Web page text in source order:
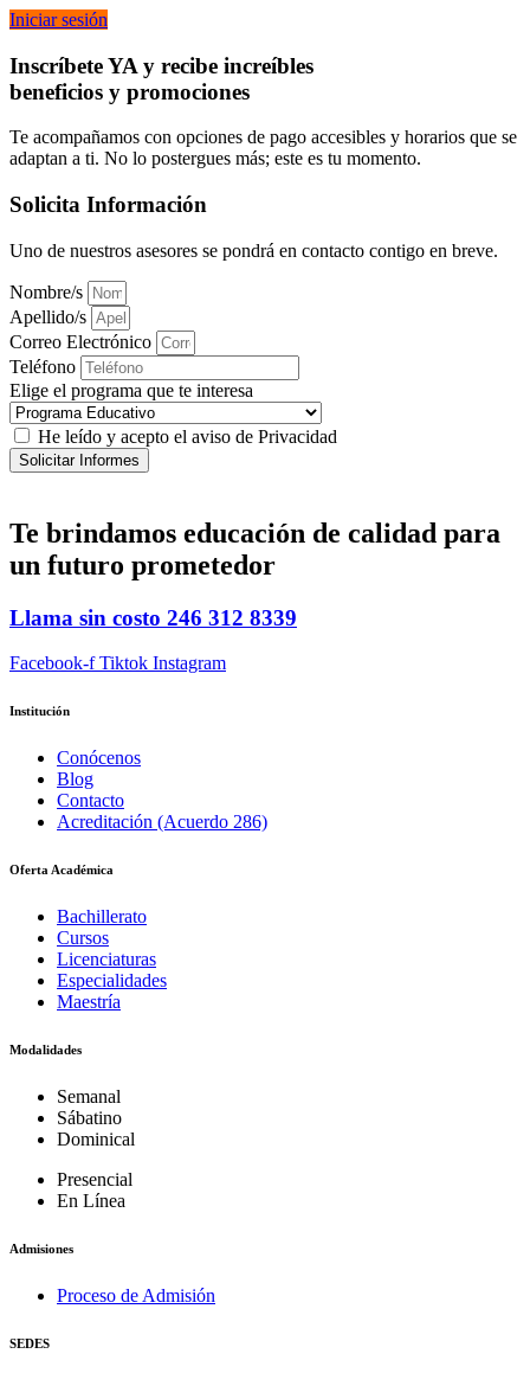
Iniciar sesión
Inscríbete YA y recibe increíbles
beneficios y promociones
Te acompañamos con opciones de pago accesibles y horarios que se
adaptan a ti. No lo postergues más; este es tu momento.
Solicita Información
Uno de nuestros asesores se pondrá en contacto contigo en breve.
Nombre/s
Apellido/s
Correo Electrónico
Teléfono
Elige el programa que te interesa
He leído y acepto el aviso de Privacidad
Solicitar Informes
Te brindamos educación de calidad para
un futuro prometedor
Llama sin costo 246 312 8339
Facebook-f Tiktok Instagram
Institución
Conócenos
Blog
Contacto
Acreditación (Acuerdo 286)
Oferta Académica
Bachillerato
Cursos
Licenciaturas
Especialidades
Maestría
Modalidades
Semanal
Sábatino
Dominical
Presencial
En Línea
Admisiones
Proceso de Admisión
SEDES